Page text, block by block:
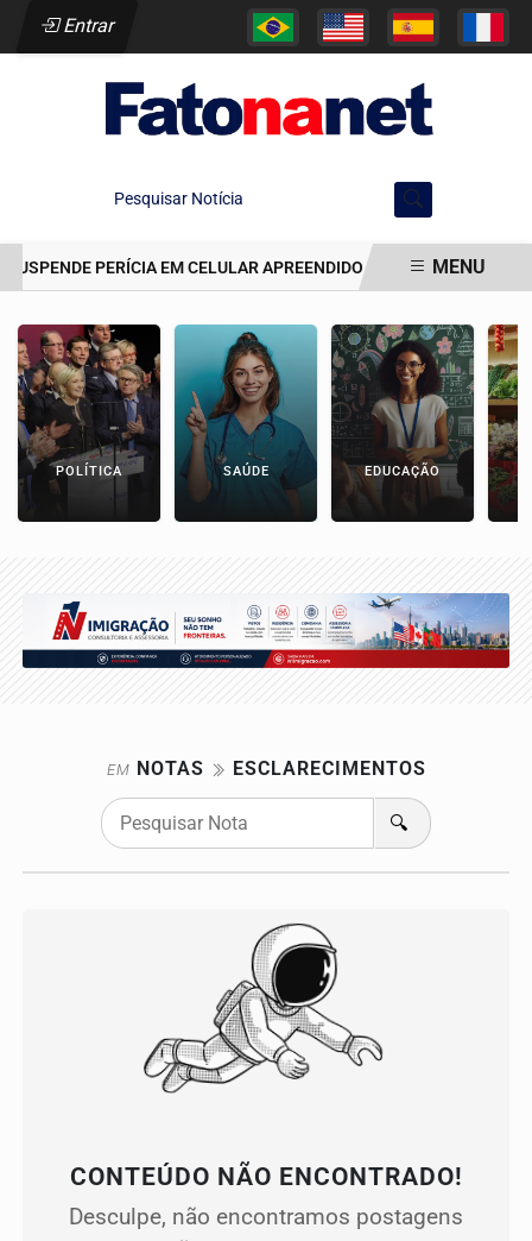
Entrar
Pesquisar Notícia
PERÍCIA EM CELULAR APREENDIDO EM CELA DE JAIRINHO
MENU
POLÍTICA SAÚDE EDUCAÇÃO
EM NOTAS ESCLARECIMENTOS
🔍
CONTEÚDO NÃO ENCONTRADO!
Desculpe, não encontramos postagens